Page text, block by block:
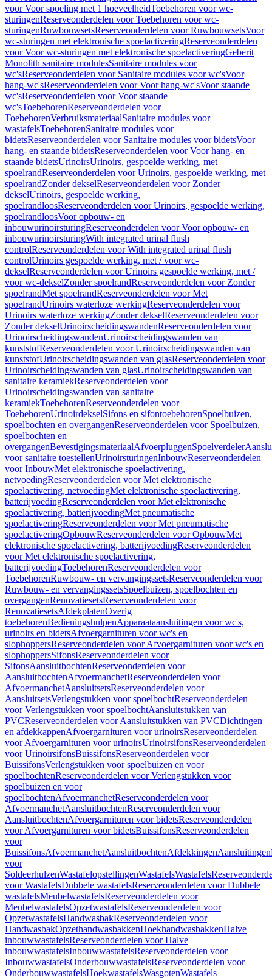
voor Voor spoeling met 1 hoeveelheidToebehoren voor wc-
sturingenReserveonderdelen voor Toebehoren voor wc-
sturingenRuwbouwsetsReserveonderdelen voor RuwbouwsetsVoor
wc-sturingen met elektronische spoelactiveringReserveonderdelen
voor Voor wc-sturingen met elektronische spoelactiveringGeberit
Monolith sanitaire modulesSanitaire modules voor
wc'sReserveonderdelen voor Sanitaire modules voor wc'sVoor
hang-wc'sReserveonderdelen voor Voor hang-wc'sVoor staande
wc'sReserveonderdelen voor Voor staande
wc'sToebehorenReserveonderdelen voor
ToebehorenVerbruiksmateriaalSanitaire modules voor
wastafelsToebehorenSanitaire modules voor
bidetsReserveonderdelen voor Sanitaire modules voor bidetsVoor
hang- en staande bidetsReserveonderdelen voor Voor hang- en
staande bidetsUrinoirsUrinoirs, gespoelde werking, met
spoelrandReserveonderdelen voor Urinoirs, gespoelde werking, met
spoelrandZonder dekselReserveonderdelen voor Zonder
dekselUrinoirs, gespoelde werking,
spoelrandloosReserveonderdelen voor Urinoirs, gespoelde werking,
spoelrandloosVoor opbouw- en
inbouwurinoirsturingReserveonderdelen voor Voor opbouw- en
inbouwurinoirsturingWith integrated urinal flush
controlReserveonderdelen voor With integrated urinal flush
controlUrinoirs gespoelde werking, met / voor wc-
dekselReserveonderdelen voor Urinoirs gespoelde werking, met /
voor wc-dekselZonder spoelrandReserveonderdelen voor Zonder
spoelrandMet spoelrandReserveonderdelen voor Met
spoelrandUrinoirs waterloze werkingReserveonderdelen voor
Urinoirs waterloze werkingZonder dekselReserveonderdelen voor
Zonder dekselUrinoirscheidingswandenReserveonderdelen voor
UrinoirscheidingswandenUrinoirscheidingswanden van
kunststofReserveonderdelen voor Urinoirscheidingswanden van
kunststofUrinoirscheidingswanden van glasReserveonderdelen voor
Urinoirscheidingswanden van glasUrinoirscheidingswanden van
sanitaire keramiekReserveonderdelen voor
Urinoirscheidingswanden van sanitaire
keramiekToebehorenReserveonderdelen voor
ToebehorenUrinoirdekselSifons en sifontoebehorenSpoelbuizen,
spoelbochten en overgangenReserveonderdelen voor Spoelbuizen,
spoelbochten en
overgangenBevestigingsmateriaalAfvoerpluggenSpoelverdeler
voor sanitaire toestellenUrinoirsturingenInbouwReserveonderdelen
voor InbouwMet elektronische spoelactivering,
netvoedingReserveonderdelen voor Met elektronische
spoelactivering, netvoedingMet elektronische spoelactivering,
batterijvoedingReserveonderdelen voor Met elektronische
spoelactivering, batterijvoedingMet pneumatische
spoelactiveringReserveonderdelen voor Met pneumatische
spoelactiveringOpbouwReserveonderdelen voor OpbouwMet
elektronische spoelactivering, batterijvoedingReserveonderdelen
voor Met elektronische spoelactivering,
batterijvoedingToebehorenReserveonderdelen voor
ToebehorenRuwbouw- en vervangingssetsReserveonderdelen voor
Ruwbouw- en vervangingssetsSpoelbuizen, spoelbochten en
overgangenRenovatiesetsReserveonderdelen voor
RenovatiesetsAfdekplatenOverig
toebehorenBedieningshulpenApparaataansluitingen voor wc's,
urinoirs en bidetsAfvoergarnituren voor wc's en
slophoppersReserveonderdelen voor Afvoergarnituren voor wc's en
slophoppersSifonsReserveonderdelen voor
SifonsAansluitbochtenReserveonderdelen voor
AansluitbochtenAfvoermanchetReserveonderdelen voor
AfvoermanchetAansluitsetsReserveonderdelen voor
AansluitsetsVerlengstukken voor spoelbochtReserveonderdelen
voor Verlengstukken voor spoelbochtAansluitstukken van
PVCReserveonderdelen voor Aansluitstukken van PVCDichtingen
en afdekkappenAfvoergarnituren voor urinoirsReserveonderdelen
voor Afvoergarnituren voor urinoirsUrinoirsifonsReserveonderdelen
voor UrinoirsifonsBuissifonsReserveonderdelen voor
BuissifonsVerlengstukken voor spoelbuizen en voor
spoelbochtenReserveonderdelen voor Verlengstukken voor
spoelbuizen en voor
spoelbochtenAfvoermanchetReserveonderdelen voor
AfvoermanchetAansluitbochtenReserveonderdelen voor
AansluitbochtenAfvoergarnituren voor bidetsReserveonderdelen
voor Afvoergarnituren voor bidetsBuissifonsReserveonderdelen
voor
BuissifonsAfvoermanchetAansluitbochtenAfdekkingenAansluitingen
voor
SoldeerhulzenWastafelopstellingenWastafelsWastafels
voor WastafelsDubbele wastafelsReserveonderdelen voor Dubbele
wastafelsMeubelwastafelsReserveonderdelen voor
MeubelwastafelsOpzetwastafelsReserveonderdelen voor
OpzetwastafelsHandwasbakReserveonderdelen voor
HandwasbakOpzethandwasbakkenHoekhandwasbakkenHalve
inbouwwastafelsReserveonderdelen voor Halve
inbouwwastafelsInbouwwastafelsReserveonderdelen voor
InbouwwastafelsOnderbouwwastafelsReserveonderdelen voor
OnderbouwwastafelsHoekwastafelsWasgotenWastafels